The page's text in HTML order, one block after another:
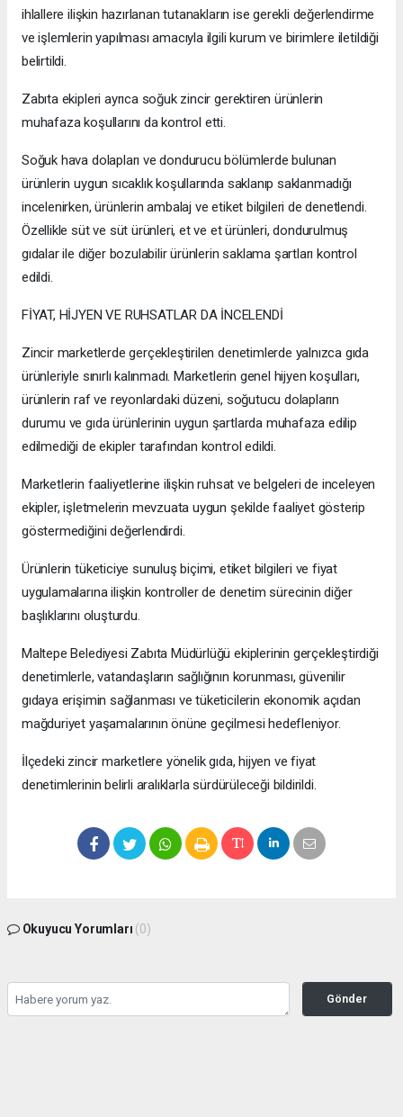
ihlallere ilişkin hazırlanan tutanakların ise gerekli değerlendirme
ve işlemlerin yapılması amacıyla ilgili kurum ve birimlere iletildiği
belirtildi.
Zabıta ekipleri ayrıca soğuk zincir gerektiren ürünlerin
muhafaza koşullarını da kontrol etti.
Soğuk hava dolapları ve dondurucu bölümlerde bulunan
ürünlerin uygun sıcaklık koşullarında saklanıp saklanmadığı
incelenirken, ürünlerin ambalaj ve etiket bilgileri de denetlendi.
Özellikle süt ve süt ürünleri, et ve et ürünleri, dondurulmuş
gıdalar ile diğer bozulabilir ürünlerin saklama şartları kontrol
edildi.
FİYAT, HİJYEN VE RUHSATLAR DA İNCELENDİ
Zincir marketlerde gerçekleştirilen denetimlerde yalnızca gıda
ürünleriyle sınırlı kalınmadı. Marketlerin genel hijyen koşulları,
ürünlerin raf ve reyonlardaki düzeni, soğutucu dolapların
durumu ve gıda ürünlerinin uygun şartlarda muhafaza edilip
edilmediği de ekipler tarafından kontrol edildi.
Marketlerin faaliyetlerine ilişkin ruhsat ve belgeleri de inceleyen
ekipler, işletmelerin mevzuata uygun şekilde faaliyet gösterip
göstermediğini değerlendirdi.
Ürünlerin tüketiciye sunuluş biçimi, etiket bilgileri ve fiyat
uygulamalarına ilişkin kontroller de denetim sürecinin diğer
başlıklarını oluşturdu.
Maltepe Belediyesi Zabıta Müdürlüğü ekiplerinin gerçekleştirdiği
denetimlerle, vatandaşların sağlığının korunması, güvenilir
gıdaya erişimin sağlanması ve tüketicilerin ekonomik açıdan
mağduriyet yaşamalarının önüne geçilmesi hedefleniyor.
İlçedeki zincir marketlere yönelik gıda, hijyen ve fiyat
denetimlerinin belirli aralıklarla sürdürüleceği bildirildi.
Okuyucu Yorumları (0)
Gönder